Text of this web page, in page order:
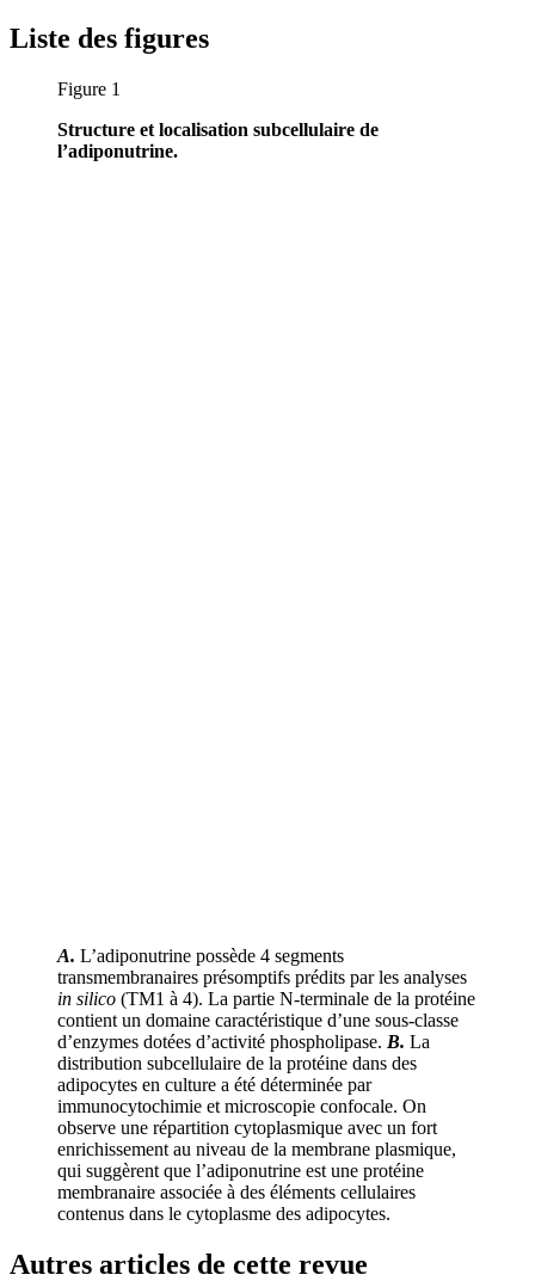
Liste des figures
Figure 1
Structure et localisation subcellulaire de
l’adiponutrine.
A. L’adiponutrine possède 4 segments
transmembranaires présomptifs prédits par les analyses
in silico (TM1 à 4). La partie N-terminale de la protéine
contient un domaine caractéristique d’une sous-classe
d’enzymes dotées d’activité phospholipase. B. La
distribution subcellulaire de la protéine dans des
adipocytes en culture a été déterminée par
immunocytochimie et microscopie confocale. On
observe une répartition cytoplasmique avec un fort
enrichissement au niveau de la membrane plasmique,
qui suggèrent que l’adiponutrine est une protéine
membranaire associée à des éléments cellulaires
contenus dans le cytoplasme des adipocytes.
Autres articles de cette revue